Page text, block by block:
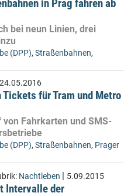
in Prag fahren ab
bei neun Linien, drei
(DPP), Straßenbahnen,
24.05.2016
für Tram und Metro
Fahrkarten und SMS-
(DPP), Straßenbahnen, Prager
Nachtleben | 5.09.2015
Intervalle der